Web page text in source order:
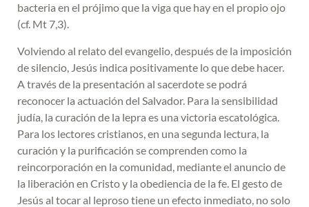
bacteria en el prójimo que la viga que hay en el propio ojo
(cf. Mt 7,3).
Volviendo al relato del evangelio, después de la imposición
de silencio, Jesús indica positivamente lo que debe hacer.
A través de la presentación al sacerdote se podrá
reconocer la actuación del Salvador. Para la sensibilidad
judía, la curación de la lepra es una victoria escatológica.
Para los lectores cristianos, en una segunda lectura, la
curación y la purificación se comprenden como la
reincorporación en la comunidad, mediante el anuncio de
la liberación en Cristo y la obediencia de la fe. El gesto de
Jesús al tocar al leproso tiene un efecto inmediato, no solo